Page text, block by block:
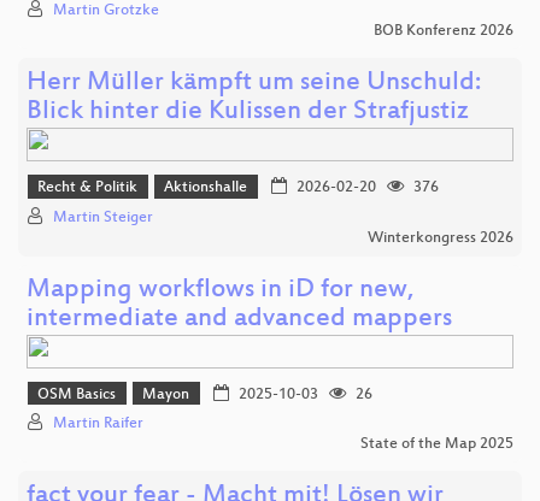
Martin Grotzke
BOB Konferenz 2026
Herr Müller kämpft um seine Unschuld:
Blick hinter die Kulissen der Strafjustiz
Recht & Politik Aktionshalle 2026-02-20
376
Martin Steiger
Winterkongress 2026
Mapping workflows in iD for new,
intermediate and advanced mappers
OSM Basics Mayon 2025-10-03
26
Martin Raifer
State of the Map 2025